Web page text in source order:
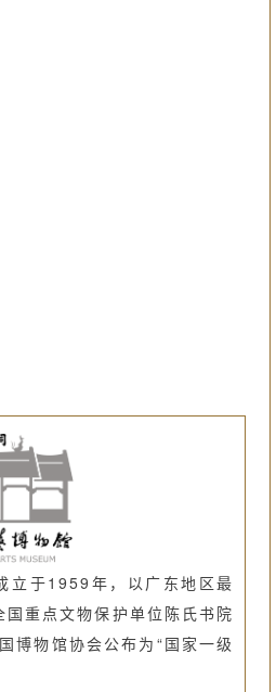
立于1959年，以广东地区最
重点文物保护单位陈氏书院
博物馆协会公布为“国家一级